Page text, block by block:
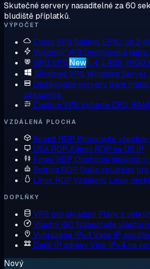
Skutečné servery nasaditelné za 60
bludiště příplatků.
VÝPOČET
Cloud VPS Sdílený EPYC, od
Výkonný VPS Dedikovaná jádra
GPU VPS New L4, L40S, H100
Windows VPS Windows
Dedikované servery Bare
zákazníka
Custom VPS Vyberte CPU,
VZDÁLENÁ PLOCHA
Koupit RDP Porovnejte
USA RDP Admin RDP na US IP
Forex RDP Obchodní desktop s
Botting RDP Stále spuštěno
Linux RDP Vzdálený Linux
DOPLŇKY
VPS pro ukládání Plány s
Vlastní ISO Nabootujte vlastní
Vyhrazená IPv4 Vaše IP,
Další IP adresyVíce IPv4 na
Nový